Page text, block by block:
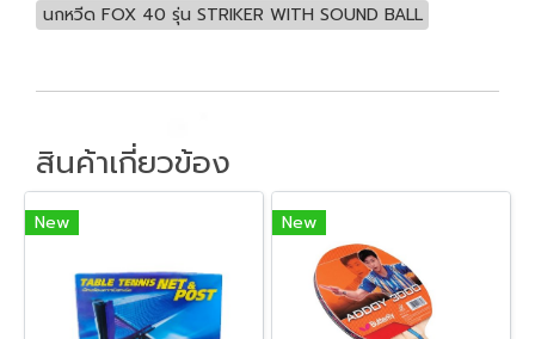
นกหวีด FOX 40 รุ่น STRIKER WITH SOUND BALL
สินค้าเกี่ยวข้อง
New New